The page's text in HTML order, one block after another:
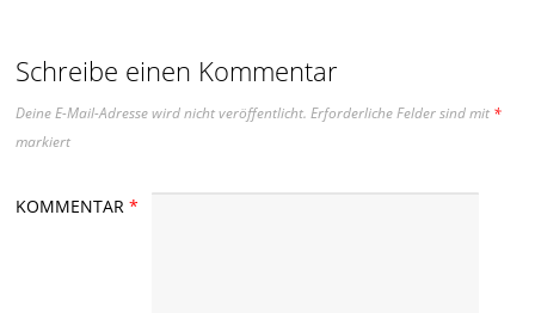
Schreibe einen Kommentar
Deine E-Mail-Adresse wird nicht veröffentlicht. Erforderliche Felder sind mit *
markiert
KOMMENTAR*